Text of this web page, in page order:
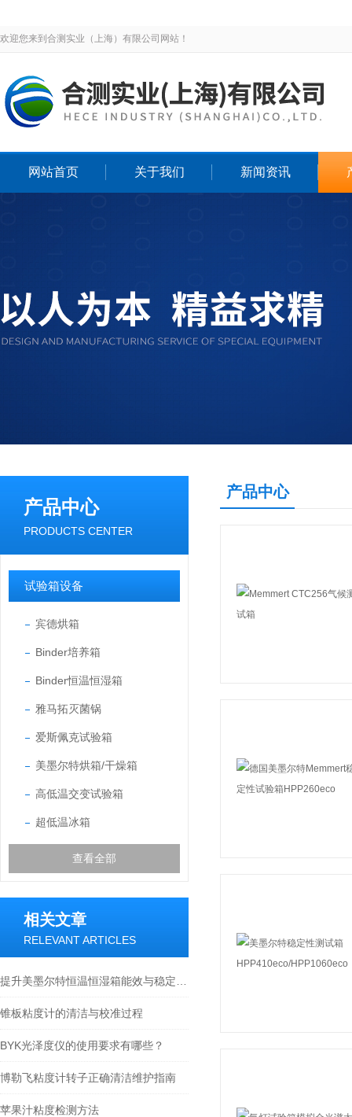
欢迎您来到合测实业（上海）有限公司网站！
网站首页 关于我们 新闻资讯
产品中心
PRODUCTS CENTER
试验箱设备
宾德烘箱
Binder培养箱
Binder恒温恒湿箱
雅马拓灭菌锅
爱斯佩克试验箱
美墨尔特烘箱/干燥箱
高低温交变试验箱
超低温冰箱
查看全部
相关文章
RELEVANT ARTICLES
锥板粘度计的清洁与校准过程
BYK光泽度仪的使用要求有哪些？
博勒飞粘度计转子正确清洁维护指南
苹果汁粘度检测方法
产品中心